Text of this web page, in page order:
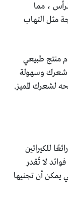
، مما
مثل التهاب
منتج طبيعي
شعرك وسهولة
لشعرك المميز.
رائعًا للكيراتين
لا تُقدر
يمكن أن تجنيها